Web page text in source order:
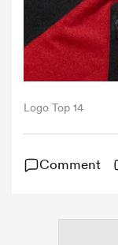
Logo Top 14
Comment